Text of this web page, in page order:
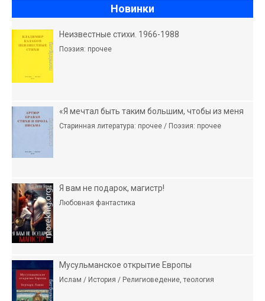
Новинки
Неизвестные стихи. 1966-1988
Поэзия: прочее
«Я мечтал быть таким большим, чтобы из меня
Старинная литература: прочее / Поэзия: прочее
Я вам не подарок, магистр!
Любовная фантастика
Мусульманское открытие Европы
Ислам / История / Религиоведение, теология